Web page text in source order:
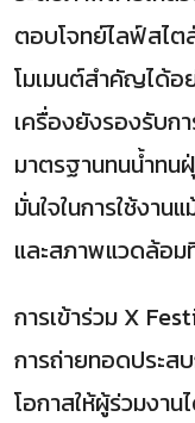
ตอบโจทย์ไลฟ์สไต
โมเมนต์สำคัญได้
เครื่องยังรองรับก
มาตรฐานทนน้ำทน
มั่นใจในการใช้งาน
และสภาพแวดล้อม
การเข้าร่วม X
การถ่ายทอดประส
โอกาสให้ผู้ร่วมงา